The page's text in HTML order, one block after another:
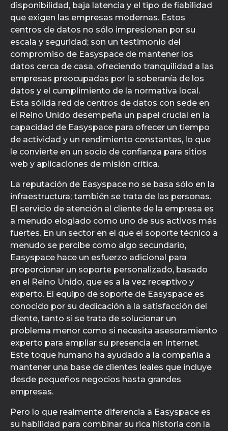
disponibilidad, baja latencia y el tipo de fiabilidad
que exigen las empresas modernas. Estos
centros de datos no sólo impresionan por su
escala y seguridad; son un testimonio del
compromiso de Easyspace de mantener los
datos cerca de casa, ofreciendo tranquilidad a las
empresas preocupadas por la soberanía de los
datos y el cumplimiento de la normativa local.
Esta sólida red de centros de datos con sede en
el Reino Unido desempeña un papel crucial en la
capacidad de Easyspace para ofrecer un tiempo
de actividad y un rendimiento constantes, lo que
le convierte en un socio de confianza para sitios
web y aplicaciones de misión crítica.
La reputación de Easyspace no se basa sólo en la
infraestructura; también se trata de las personas.
El servicio de atención al cliente de la empresa es
a menudo elogiado como uno de sus activos más
fuertes. En un sector en el que el soporte técnico a
menudo se percibe como algo secundario,
Easyspace hace un esfuerzo adicional para
proporcionar un soporte personalizado, basado
en el Reino Unido, que es a la vez receptivo y
experto. El equipo de soporte de Easyspace es
conocido por su dedicación a la satisfacción del
cliente, tanto si se trata de solucionar un
problema menor como si necesita asesoramiento
experto para ampliar su presencia en Internet.
Este toque humano ha ayudado a la compañía a
mantener una base de clientes leales que incluye
desde pequeños negocios hasta grandes
empresas.
Pero lo que realmente diferencia a Easyspace es
su habilidad para combinar su rica historia con la